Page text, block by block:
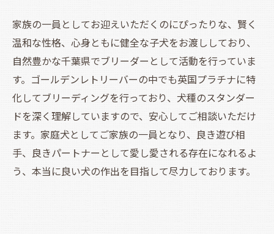
家族の一員としてお迎えいただくのにぴったりな、賢く
温和な性格、心身ともに健全な子犬をお渡ししており、
自然豊かな千葉県でブリーダーとして活動を行っていま
す。ゴールデンレトリーバーの中でも英国プラチナに特
化してブリーディングを行っており、犬種のスタンダー
ドを深く理解していますので、安心してご相談いただけ
ます。家庭犬としてご家族の一員となり、良き遊び相
手、良きパートナーとして愛し愛される存在になれるよ
う、本当に良い犬の作出を目指して尽力しております。